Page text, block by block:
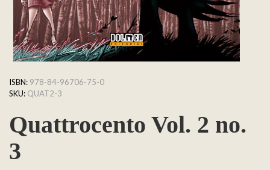
ISBN: 978-84-96706-75-0
SKU: QUAT2-3
Quattrocento Vol. 2 no.
3